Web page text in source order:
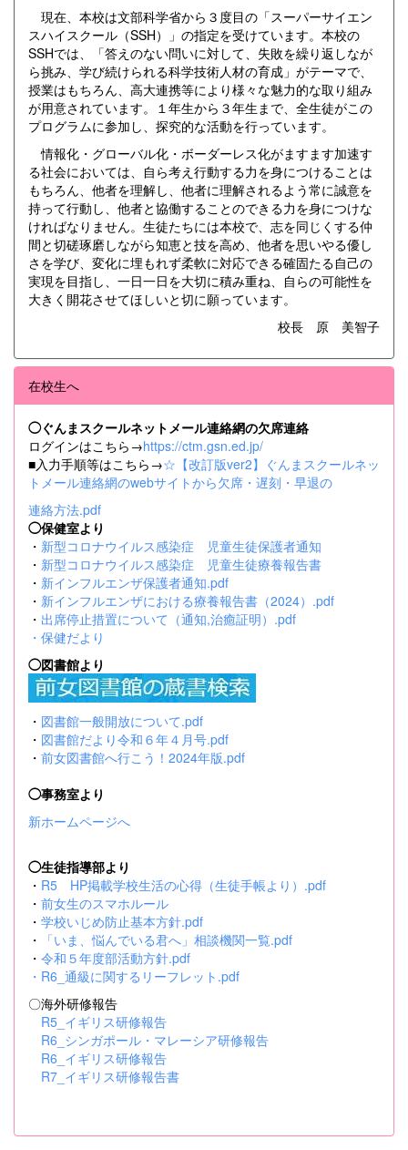
現在、本校は文部科学省から３度目の「スーパーサイエン
スハイスクール（SSH）」の指定を受けています。本校の
SSHでは、「答えのない問いに対して、失敗を繰り返しなが
ら挑み、学び続けられる科学技術人材の育成」がテーマで、
授業はもちろん、高大連携等により様々な魅力的な取り組み
が用意されています。１年生から３年生まで、全生徒がこの
プログラムに参加し、探究的な活動を行っています。
情報化・グローバル化・ボーダーレス化がますます加速す
る社会においては、自ら考え行動する力を身につけることは
もちろん、他者を理解し、他者に理解されるよう常に誠意を
持って行動し、他者と協働することのできる力を身につけな
ければなりません。生徒たちには本校で、志を同じくする仲
間と切磋琢磨しながら知恵と技を高め、他者を思いやる優し
さを学び、変化に埋もれず柔軟に対応できる確固たる自己の
実現を目指し、一日一日を大切に積み重ね、自らの可能性を
大きく開花させてほしいと切に願っています。
校長 原 美智子
在校生へ
◯ぐんまスクールネットメール連絡網の欠席連絡
ログインはこちら→https://ctm.gsn.ed.jp/
■入力手順等はこちら→☆【改訂版ver2】ぐんまスクールネッ
トメール連絡網のwebサイトから欠席・遅刻・早退の
連絡方法.pdf
◯保健室より
・ 新型コロナウイルス感染症 児童生徒保護者通知
・ 新型コロナウイルス感染症 児童生徒療養報告書
・ 新インフルエンザ保護者通知.pdf
・ 新インフルエンザにおける療養報告書（2024）.pdf
・ 出席停止措置について（通知,治癒証明）.pdf
・ 保健だより
◯図書館より
・ 図書館一般開放について.pdf
・ 図書館だより令和６年４月号.pdf
・ 前女図書館へ行こう！2024年版.pdf
◯事務室より
新ホームページへ
◯生徒指導部より
・ R5 HP掲載学校生活の心得（生徒手帳より）.pdf
・ 前女生のスマホルール
・ 学校いじめ防止基本方針.pdf
・
「いま、悩んでいる君へ」相談機関一覧.pdf
・ 令和５年度部活動方針.pdf
・ R6_通級に関するリーフレット.pdf
〇海外研修報告
R5_イギリス研修報告
R6_シンガポール・マレーシア研修報告
R6_イギリス研修報告
R7_イギリス研修報告書